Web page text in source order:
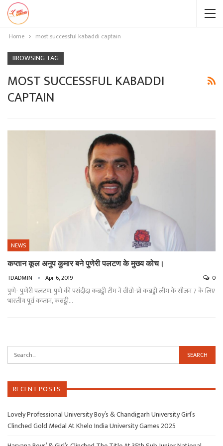
Home most successful kabaddi captain
BROWSING TAG
MOST SUCCESSFUL KABADDI
CAPTAIN
NEWS
कप्तान कूल अनुप कुमार बने पुणेरी पलटण के मुख्य कोच।
TDADMIN Apr 6, 2019 0
पुणे- पुणेरी पलटण, पुणे की पसंदीदा कबड्डी टीम ने वीवो-प्रो कबड्डी लीग के सीजन 7 के लिए
भारतीय पूर्व कप्तान, कबड्डी…
RECENT POSTS
Lovely Professional University Boy’s & Chandigarh University Girl’s
Clinched Gold Medal At Khelo India University Games 2025